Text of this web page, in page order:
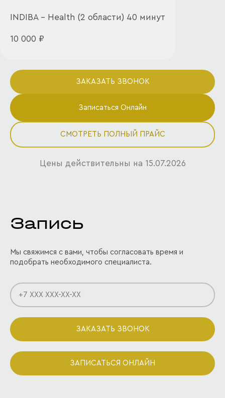
INDIBA - Health (2 области) 40 минут
10 000 ₽
ЗАКАЗАТЬ ЗВОНОК
Записаться Онлайн
СМОТРЕТЬ ПОЛНЫЙ ПРАЙС
Цены действительны на 15.07.2026
Запись
Мы свяжимся с вами, чтобы согласовать время и
подобрать необходимого специалиста.
ЗАКАЗАТЬ ЗВОНОК
ЗАПИСАТЬСЯ ОНЛАЙН